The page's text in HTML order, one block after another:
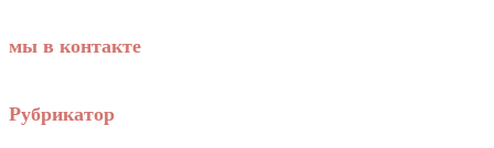
мы в контакте
Рубрикатор